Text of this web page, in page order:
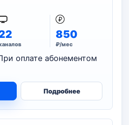
850
₽/мес
оплате абонементом
Подробнее